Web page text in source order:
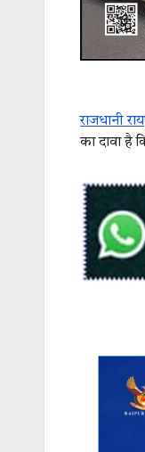
राजधानी
का दावा है